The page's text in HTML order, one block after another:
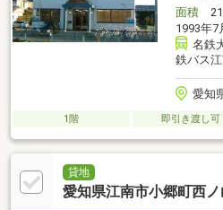
面積
1993年7
名鉄
鉄バス
愛知
1階 即引き渡し可
貸地
愛知県江南市小郷町西ノ